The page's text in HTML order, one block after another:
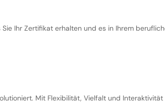
Ihr Zertifikat erhalten und es in Ihrem
Mit Flexibilität, Vielfalt und Interaktivität